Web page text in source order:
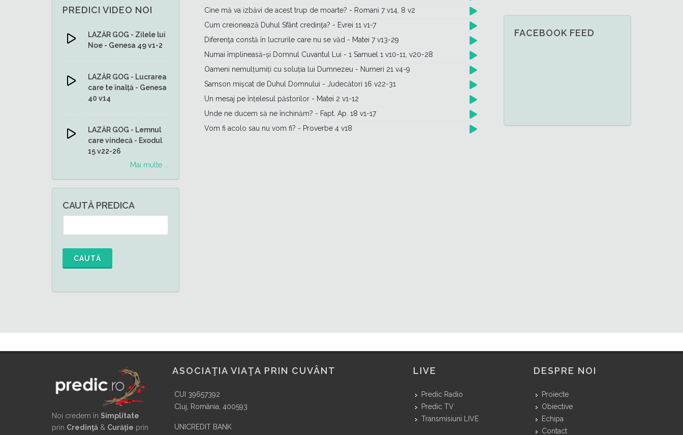
PREDICI VIDEO NOI
LAZĂR GOG - Zilele lui
Noe - Genesa 49 v1-2
LAZĂR GOG - Lucrarea
care te înalță - Genesa
40 v14
LAZĂR GOG - Lemnul
care vindecă - Exodul
15 v22-26
Mai multe ...
CAUTĂ PREDICA
CAUTĂ
Cine mă va izbăvi de acest trup de moarte? - Romani 7 v14, 8 v2
Cum creionează Duhul Sfânt credinţa? - Evrei 11 v1-7
Diferenţa constă în lucrurile care nu se văd - Matei 7 v13-29
Numai împlineasă-și Domnul Cuvantul Lui - 1 Samuel 1 v10-11, v20-28
Oameni nemulțumiți cu soluția lui Dumnezeu - Numeri 21 v4-9
Samson mișcat de Duhul Domnului - Judecători 16 v22-31
Un mesaj pe înțelesul păstorilor - Matei 2 v1-12
Unde ne ducem să ne închinăm? - Fapt. Ap. 18 v1-17
Vom fi acolo sau nu vom fi? - Proverbe 4 v18
FACEBOOK FEED
Noi credem în Simplitate
prin Credinţă & Curăţie prin
ASOCIAŢIA VIAŢA PRIN CUVÂNT
CUI 39657392
Cluj, România, 400593
UNICREDIT BANK
LIVE
Predic Radio
Predic TV
Transmisiuni LIVE
DESPRE NOI
Proiecte
Obiective
Echipa
Contact